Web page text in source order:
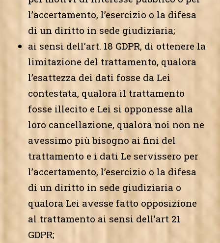
l’accertamento, l’esercizio o la difesa
di un diritto in sede giudiziaria;
ai sensi dell’art. 18 GDPR, di ottenere la
limitazione del trattamento, qualora
l’esattezza dei dati fosse da Lei
contestata, qualora il trattamento
fosse illecito e Lei si opponesse alla
loro cancellazione, qualora noi non ne
avessimo più bisogno ai fini del
trattamento e i dati Le servissero per
l’accertamento, l’esercizio o la difesa
di un diritto in sede giudiziaria o
qualora Lei avesse fatto opposizione
al trattamento ai sensi dell’art 21
GDPR;